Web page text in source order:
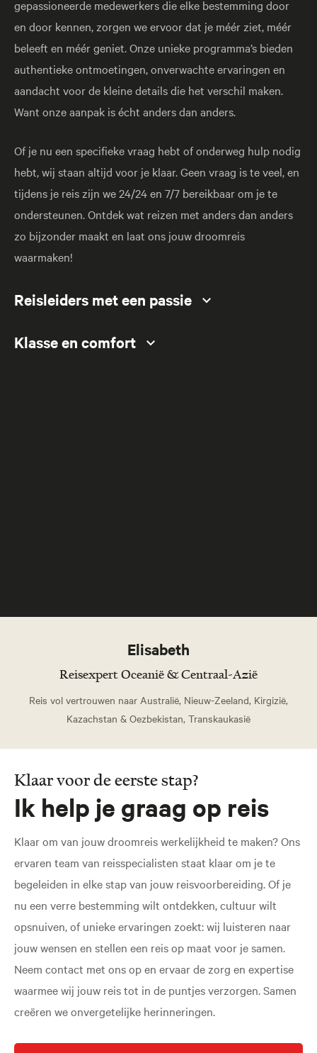
gepassioneerde medewerkers die elke bestemming door
en door kennen, zorgen we ervoor dat je méér ziet, méér
beleeft en méér geniet. Onze unieke programma’s bieden
authentieke ontmoetingen, onverwachte ervaringen en
aandacht voor de kleine details die het verschil maken.
Want onze aanpak is écht anders dan anders.
Of je nu een specifieke vraag hebt of onderweg hulp nodig
hebt, wij staan altijd voor je klaar. Geen vraag is te veel, en
tijdens je reis zijn we 24/24 en 7/7 bereikbaar om je te
ondersteunen. Ontdek wat reizen met anders dan anders
zo bijzonder maakt en laat ons jouw droomreis
waarmaken!
Reisleiders met een passie
Klasse en comfort
Elisabeth
Reisexpert Oceanië & Centraal-Azië
Reis vol vertrouwen naar Australië, Nieuw-Zeeland, Kirgizië,
Kazachstan & Oezbekistan, Transkaukasië
Klaar voor de eerste stap?
Ik help je graag op reis
Klaar om van jouw droomreis werkelijkheid te maken? Ons
ervaren team van reisspecialisten staat klaar om je te
begeleiden in elke stap van jouw reisvoorbereiding. Of je
nu een verre bestemming wilt ontdekken, cultuur wilt
opsnuiven, of unieke ervaringen zoekt: wij luisteren naar
jouw wensen en stellen een reis op maat voor je samen.
Neem contact met ons op en ervaar de zorg en expertise
waarmee wij jouw reis tot in de puntjes verzorgen. Samen
creëren we onvergetelijke herinneringen.